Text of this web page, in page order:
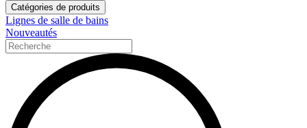
Catégories de produits
Lignes de salle de bains
Nouveautés